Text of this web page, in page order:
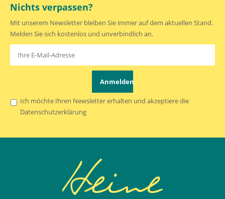
Nichts verpassen?
Mit unserem Newsletter bleiben Sie immer auf dem aktuellen Stand.
Melden Sie sich kostenlos und unverbindlich an.
Anmelden
Ich möchte Ihren Newsletter erhalten und akzeptiere die
Datenschutzerklärung